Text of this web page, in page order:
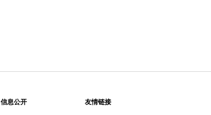
信息公开 友情链接